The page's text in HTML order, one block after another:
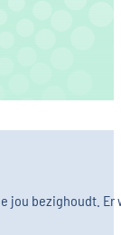
jou bezighoudt.